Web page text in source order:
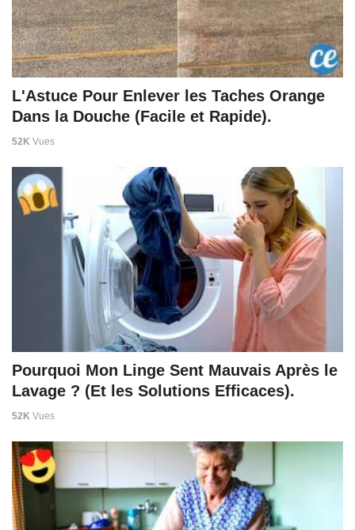
L'Astuce Pour Enlever les Taches Orange
Dans la Douche (Facile et Rapide).
52K Vues
Pourquoi Mon Linge Sent Mauvais Après le
Lavage ? (Et les Solutions Efficaces).
52K Vues